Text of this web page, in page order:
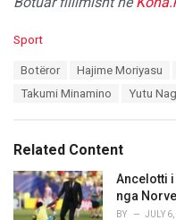
C
i
e
s
:
Sport
Botëror Hajime Moriyasu
Takumi Minamino
Yutu
Related Content
Ancelotti
nga
BY JULY